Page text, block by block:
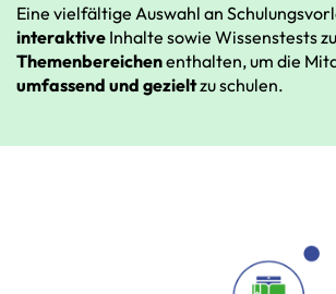
Eine vielfältige Auswahl an
interaktive Inhalte sowie Wissenstestszu
Themenbereichenenthalten,um die
umfassend und gezieltzuschulen.